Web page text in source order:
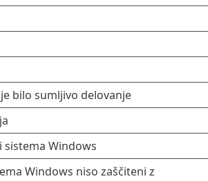
bilo sumljivo delovanje
sistema Windows
Windows niso zaščiteni z